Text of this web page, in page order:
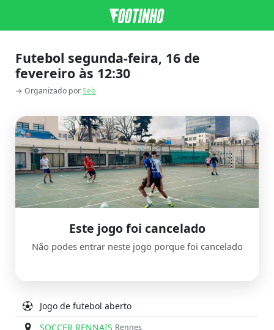
Futebol segunda-feira, 16 de
fevereiro às 12:30
→ Organizado porSeb
Jogo de futebol aberto
SOCCER RENNAIS Rennes
Este jogo foi cancelado
Não podes entrar neste jogo porque foi cancelado